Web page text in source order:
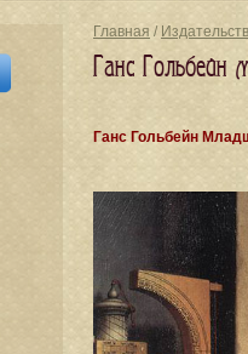
Главная /
Ганс Гольбейн
Ганс Гольбейн